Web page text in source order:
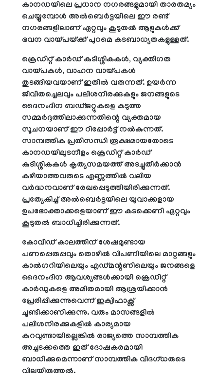
കാനഡയിലെ പ്രധാന നഗരങ്ങളുമായി താരതമ്യം
ചെയ്യുമ്പോൾ അൽബെർട്ടയിലെ ഈ രണ്ട്
നഗരങ്ങളിലാണ് ഏറ്റവും കൂടുതൽ ആളുകൾക്ക്
ഭവന വായ്പയ്ക്ക് പുറമെ കടബാധ്യതകളുള്ളത്.
ക്രെഡിറ്റ് കാർഡ് കുടിശ്ശികകൾ, വ്യക്തിഗത
വായ്പകൾ, വാഹന വായ്പകൾ
തുടങ്ങിയവയാണ് ഇതിൽ വരുന്നത്. ഉയർന്ന
ജീവിതച്ചെലവും പലിശനിരക്കുകളും ജനങ്ങളുടെ
ദൈനംദിന ബഡ്ജറ്റുകളെ കടുത്ത
സമ്മർദ്ദത്തിലാക്കുന്നതിന്റെ വ്യക്തമായ
സൂചനയാണ് ഈ റിപ്പോർട്ട് നൽകുന്നത്.
സാമ്പത്തിക പ്രതിസന്ധി രൂക്ഷമായതോടെ
കാനഡയിലുടനീളം ക്രെഡിറ്റ് കാർഡ്
കുടിശ്ശികകൾ കൃത്യസമയത്ത് അടച്ചുതീർക്കാൻ
കഴിയാത്തവരുടെ എണ്ണത്തിൽ വലിയ
വർദ്ധനവാണ് രേഖപ്പെടുത്തിയിരിക്കുന്നത്.
പ്രത്യേകിച്ച് അൽബെർട്ടയിലെ യുവാക്കളായ
ഉപഭോക്താക്കളെയാണ് ഈ കടക്കെണി ഏറ്റവും
കൂടുതൽ ബാധിച്ചിരിക്കുന്നത്.
കോവിഡ് കാലത്തിന് ശേഷമുണ്ടായ
പണപ്പെരുപ്പവും തൊഴിൽ വിപണിയിലെ മാറ്റങ്ങളും
കാൽഗറിയിലെയും എഡ്മന്റണിലെയും ജനങ്ങളെ
ദൈനംദിന ആവശ്യങ്ങൾക്കായി ക്രെഡിറ്റ്
കാർഡുകളെ അമിതമായി ആശ്രയിക്കാൻ
പ്രേരിപ്പിക്കുന്നുവെന്ന് ഇക്വിഫാക്സ്
ചൂണ്ടിക്കാണിക്കുന്നു. വരും മാസങ്ങളിൽ
പലിശനിരക്കുകളിൽ കാര്യമായ
കുറവുണ്ടായില്ലെങ്കിൽ രാജ്യത്തെ സാമ്പത്തിക
അച്ചടക്കത്തെ ഇത് ദോഷകരമായി
ബാധിക്കുമെന്നാണ് സാമ്പത്തിക വിദഗ്ധരുടെ
വിലയിരുത്തൽ.